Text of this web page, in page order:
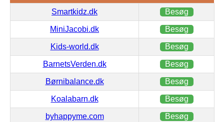
Smartkidz.dk Besøg
MiniJacobi.dk Besøg
Kids-world.dk Besøg
BarnetsVerden.dk Besøg
Børnibalance.dk Besøg
Koalabarn.dk Besøg
byhappyme.com Besøg